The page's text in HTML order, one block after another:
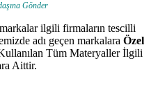
Gönder
ilgili firmaların tescilli
adı geçen markalara Özel
Tüm Materyaller İlgili
Aittir.